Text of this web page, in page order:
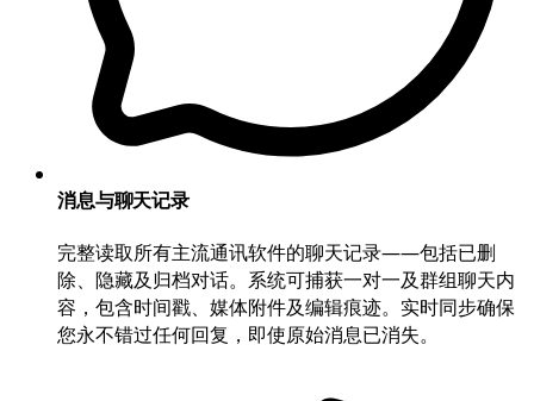
消息与聊天记录
完整读取所有主流通讯软件的聊天记录——包括已删
除、隐藏及归档对话。系统可捕获一对一及群组聊天内
容，包含时间戳、媒体附件及编辑痕迹。实时同步确保
您永不错过任何回复，即使原始消息已消失。